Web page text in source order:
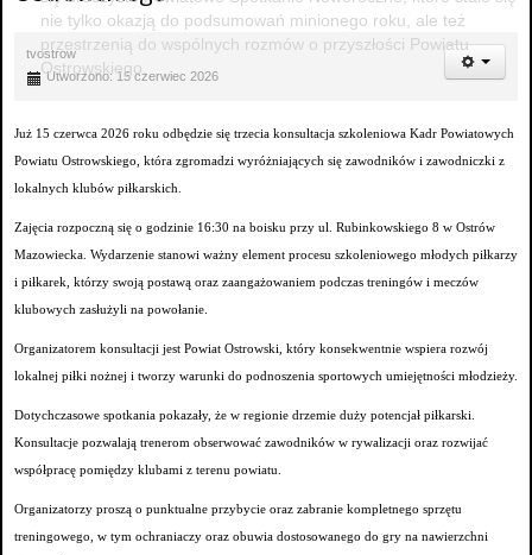
nie tylko okazją do podsumowań minionego roku, ale też
przestrzenią do wspólnych rozmów o przyszłości Powiatu
Ostrowskiego.
tvostrow
Utworzono: 15 czerwiec 2026
Już 15 czerwca 2026 roku odbędzie się trzecia konsultacja szkoleniowa Kadr Powiatowych
Powiatu Ostrowskiego, która zgromadzi wyróżniających się zawodników i zawodniczki z
lokalnych klubów piłkarskich.
Zajęcia rozpoczną się o godzinie 16:30 na boisku przy ul. Rubinkowskiego 8 w Ostrów
Mazowiecka. Wydarzenie stanowi ważny element procesu szkoleniowego młodych piłkarzy
i piłkarek, którzy swoją postawą oraz zaangażowaniem podczas treningów i meczów
klubowych zasłużyli na powołanie.
Organizatorem konsultacji jest Powiat Ostrowski, który konsekwentnie wspiera rozwój
lokalnej piłki nożnej i tworzy warunki do podnoszenia sportowych umiejętności młodzieży.
Dotychczasowe spotkania pokazały, że w regionie drzemie duży potencjał piłkarski.
Konsultacje pozwalają trenerom obserwować zawodników w rywalizacji oraz rozwijać
współpracę pomiędzy klubami z terenu powiatu.
Organizatorzy proszą o punktualne przybycie oraz zabranie kompletnego sprzętu
treningowego, w tym ochraniaczy oraz obuwia dostosowanego do gry na nawierzchni